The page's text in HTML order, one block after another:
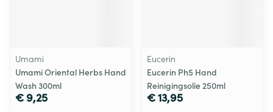
Umami
Umami Oriental Herbs Hand
Wash 300ml
€ 9,25
Eucerin
Eucerin Ph5 Hand
Reinigingsolie 250ml
€ 13,95